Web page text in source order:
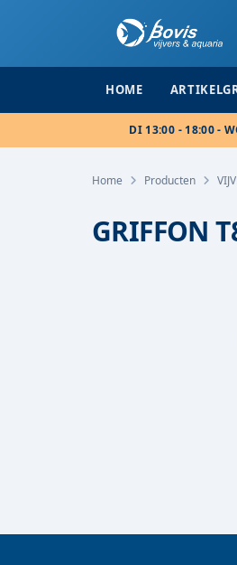
HOME
DI 13:00 - 18:00 -
Home Producten
GRIFFON